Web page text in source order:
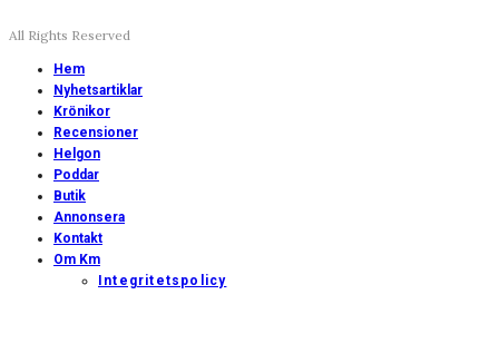
All Rights Reserved
Hem
Nyhetsartiklar
Krönikor
Recensioner
Helgon
Poddar
Butik
Annonsera
Kontakt
Om Km
Integritetspolicy